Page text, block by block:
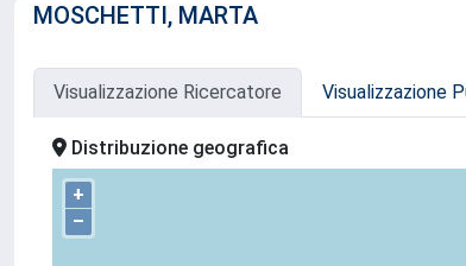
MOSCHETTI, MARTA
Visualizzazione Ricercatore Visualizzazione
Distribuzione geografica
+
–